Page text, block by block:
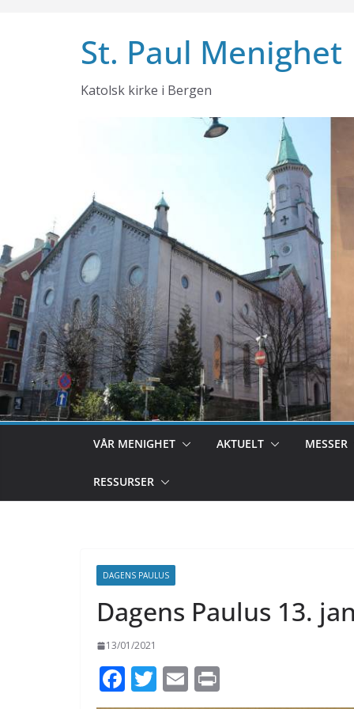
St. Paul Menighet
Katolsk kirke i Bergen
VÅR MENIGHET AKTUELT MESSER
RESSURSER
DAGENS PAULUS
Dagens Paulus 13.
13/01/2021
F T E